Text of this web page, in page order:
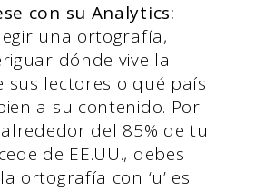
con su Analytics:
una ortografía,
dónde vive la
sus lectores o qué país
a su contenido. Por
del 85% de tu
de EE.UU., debes
ortografía con ‘u’ es